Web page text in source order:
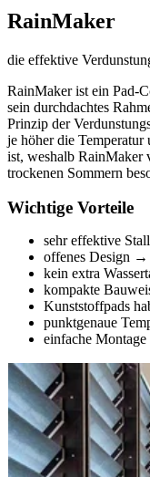
RainMaker
die effektive
RainMaker ist ein Pad-
sein durchdachtes
Prinzip der
je höher die
ist, weshalb RainMaker
trockenen Sommern
Wichtige Vorteile
sehr effektive
offenes Design →
kein extra
kompakte
Kunststoffpads
punktgenaue
einfache